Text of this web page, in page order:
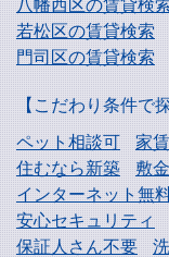
八幡西区の賃貸検
若松区の賃貸検索
門司区の賃貸検索
【こだわり条件で
ペット相談可
家
住むなら新築
敷
インターネット無
安心セキュリティ
保証人さん不要